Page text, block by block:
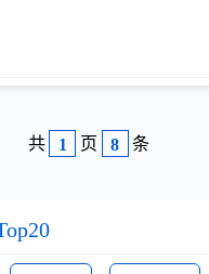
共 1 页 8 条